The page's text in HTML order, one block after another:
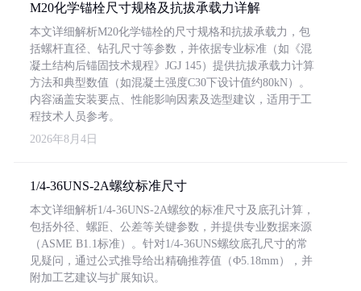
M20化学锚栓尺寸规格及抗拔承载力详解
本文详细解析M20化学锚栓的尺寸规格和抗拔承载力，包
括螺杆直径、钻孔尺寸等参数，并依据专业标准（如《混
凝土结构后锚固技术规程》JGJ 145）提供抗拔承载力计算
方法和典型数值（如混凝土强度C30下设计值约80kN）。
内容涵盖安装要点、性能影响因素及选型建议，适用于工
程技术人员参考。
2026年8月4日
1/4-36UNS-2A螺纹标准尺寸
本文详细解析1/4-36UNS-2A螺纹的标准尺寸及底孔计算，
包括外径、螺距、公差等关键参数，并提供专业数据来源
（ASME B1.1标准）。针对1/4-36UNS螺纹底孔尺寸的常
见疑问，通过公式推导给出精确推荐值（Φ5.18mm），并
附加工艺建议与扩展知识。